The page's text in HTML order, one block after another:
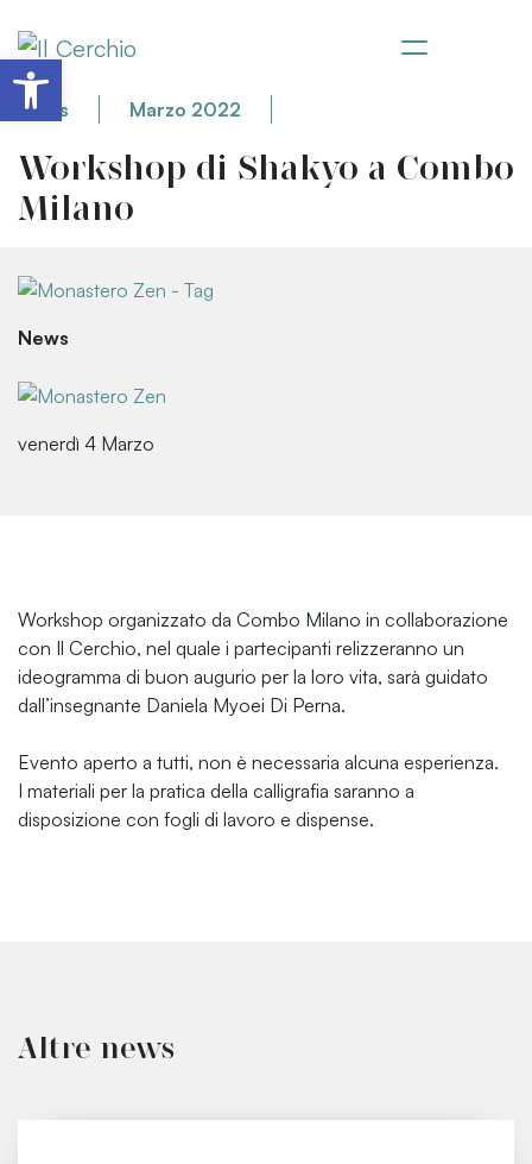
News Marzo 2022
Workshop di Shakyo a Combo
Milano
News
venerdì 4 Marzo
Workshop organizzato da Combo Milano in collaborazione
con Il Cerchio, nel quale i partecipanti relizzeranno un
ideogramma di buon augurio per la loro vita, sarà guidato
dall’insegnante Daniela Myoei Di Perna.
Evento aperto a tutti, non è necessaria alcuna esperienza.
I materiali per la pratica della calligrafia saranno a
disposizione con fogli di lavoro e dispense.
Altre news
Apri la barra degli strumenti